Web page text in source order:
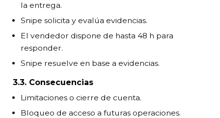
la entrega.
Snipe solicita y evalúa evidencias.
El vendedor dispone de hasta 48 h para
responder.
Snipe resuelve en base a evidencias.
3.3. Consecuencias
Limitaciones o cierre de cuenta.
Bloqueo de acceso a futuras operaciones.